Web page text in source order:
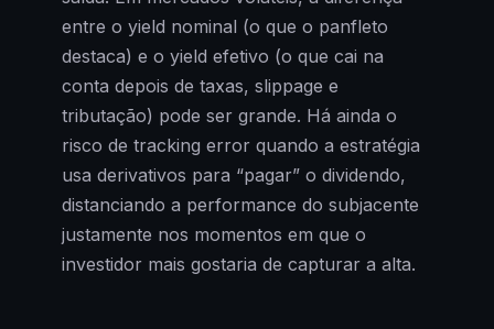
entre o yield nominal (o que o panfleto
destaca) e o yield efetivo (o que cai na
conta depois de taxas, slippage e
tributação) pode ser grande. Há ainda o
risco de tracking error quando a estratégia
usa derivativos para “pagar” o dividendo,
distanciando a performance do subjacente
justamente nos momentos em que o
investidor mais gostaria de capturar a alta.